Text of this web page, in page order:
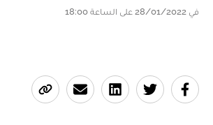
في 28/01/2022 على الساعة 18:00